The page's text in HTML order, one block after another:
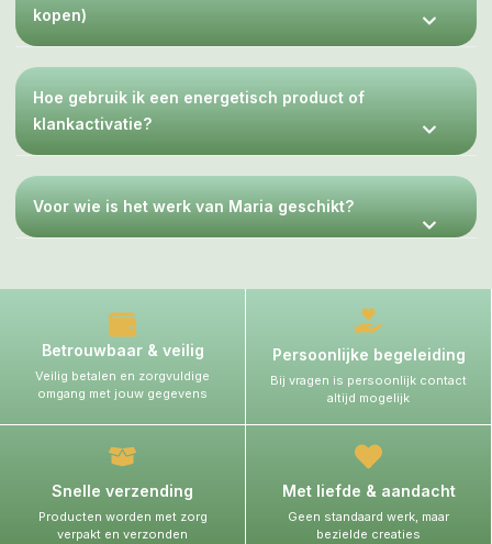
kopen)
Hoe gebruik ik een energetisch product of
klankactivatie?
Voor wie is het werk van Maria geschikt?
Betrouwbaar & veilig
Veilig betalen en zorgvuldige
omgang met jouw gegevens
Persoonlijke begeleiding
Bij vragen is persoonlijk contact
altijd mogelijk
Snelle verzending
Producten worden met zorg
verpakt en verzonden
Met liefde & aandacht
Geen standaard werk, maar
bezielde creaties